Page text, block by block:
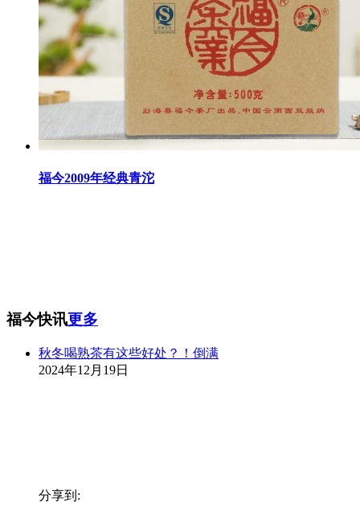
福今2009年经典青沱
福今快讯更多
秋冬喝熟茶有这些好处？！倒满
2024年12月19日
分享到: